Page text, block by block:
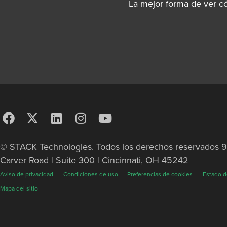
La mejor forma de ver
© STACK Technologies. Todos los derechos reservados
Carver Road | Suite 300 | Cincinnati, OH 45242
Aviso de privacidad Condiciones de uso Preferencias de cookies
Estado
Mapa del sitio